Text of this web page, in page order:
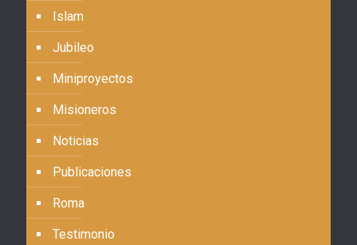
Islam
Jubileo
Miniproyectos
Misioneros
Noticias
Publicaciones
Roma
Testimonio